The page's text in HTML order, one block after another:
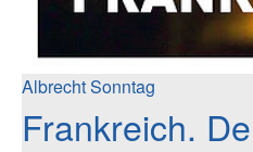
Albrecht Sonntag
Frankreich.